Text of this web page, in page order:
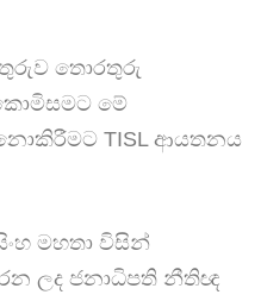
තොරතුරු
මේ
TISL ආයතනය
මහතා විසින්
ලද ජනාධිපති නීතිඥ